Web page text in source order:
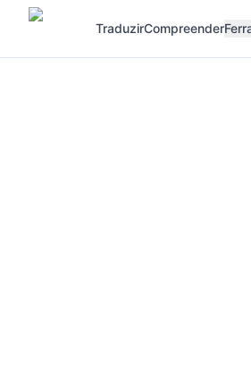
TraduzirCompreender